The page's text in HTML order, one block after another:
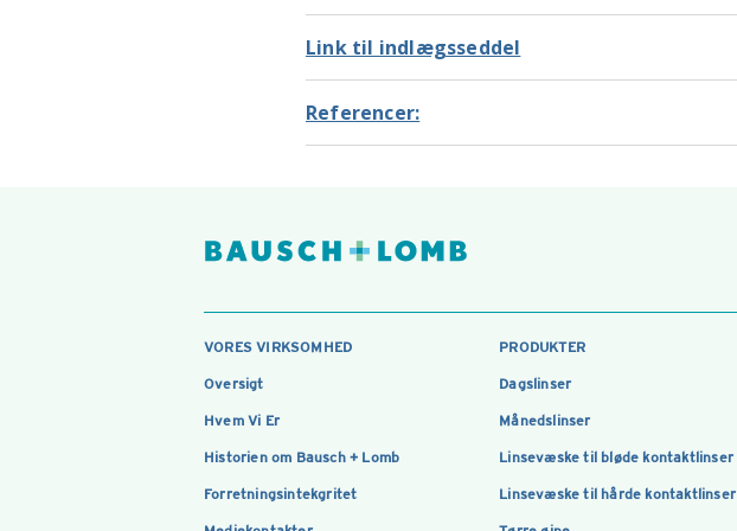
Link til indlægsseddel
Referencer:
VORES VIRKSOMHED
Oversigt
Hvem Vi Er
Historien om Bausch + Lomb
Forretningsintekgritet
PRODUKTER
Dagslinser
Månedslinser
Linsevæske til bløde kontaktlinser
Linsevæske til hårde kontaktlinser